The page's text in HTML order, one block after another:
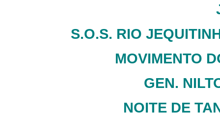
S.O.S. RIO
MOVIMENTO
GEN.
NOITE DE